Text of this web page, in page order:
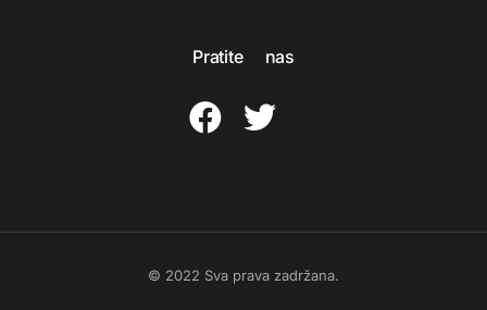
Pratite nas
© 2022 Sva prava zadržana.